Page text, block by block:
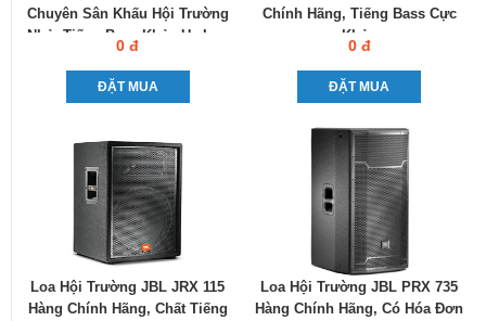
Chuyên Sân Khấu Hội Trường
Nhỏ, Tiếng Bass Khỏe Uy Lực
0 đ
ĐẶT MUA
Chính Hãng, Tiếng Bass Cực
Khỏe
0 đ
ĐẶT MUA
Loa Hội Trường JBL JRX 115
Hàng Chính Hãng, Chất Tiếng
Loa Hội Trường JBL PRX 735
Hàng Chính Hãng, Có Hóa Đơn